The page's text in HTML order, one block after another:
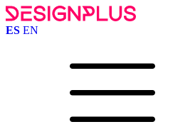
ES EN